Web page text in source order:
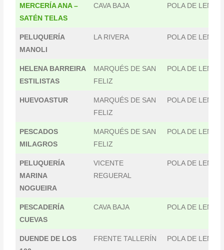
MERCERÍA ANA –
SATÉN TELAS
CAVA BAJA POLA DE LENA
PELUQUERÍA
MANOLI
LA RIVERA POLA DE LENA
HELENA BARREIRA
ESTILISTAS
MARQUÉS DE SAN
FELIZ
POLA DE LENA
HUEVOASTUR
MARQUÉS DE SAN
FELIZ
POLA DE LENA
PESCADOS
MILAGROS
MARQUÉS DE SAN
FELIZ
POLA DE LENA
PELUQUERÍA
MARINA
NOGUEIRA
VICENTE
REGUERAL
POLA DE LENA
PESCADERÍA
CUEVAS
CAVA BAJA POLA DE LENA
DUENDE DE LOS
FRENTE TALLERÍN POLA DE LENA